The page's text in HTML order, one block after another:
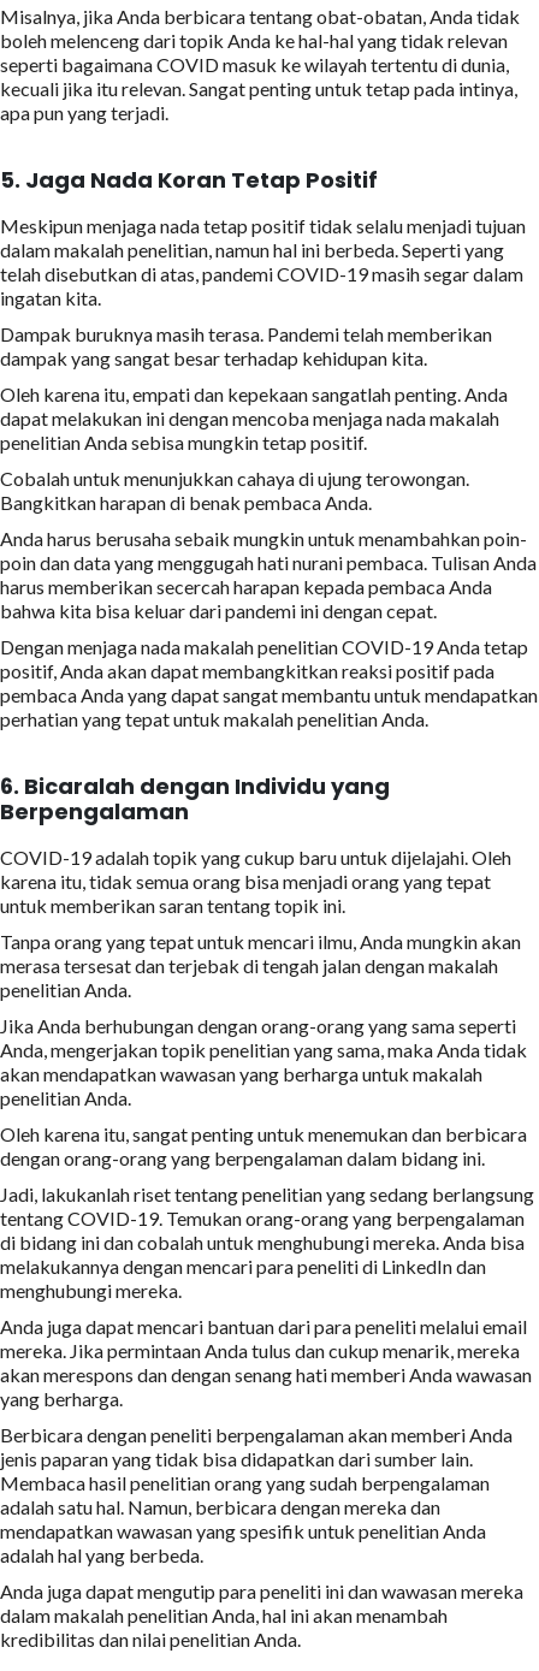
Misalnya, jika Anda berbicara tentang obat-obatan, Anda tidak
boleh melenceng dari topik Anda ke hal-hal yang tidak relevan
seperti bagaimana COVID masuk ke wilayah tertentu di dunia,
kecuali jika itu relevan. Sangat penting untuk tetap pada intinya,
apa pun yang terjadi.
5. Jaga Nada Koran Tetap Positif
Meskipun menjaga nada tetap positif tidak selalu menjadi tujuan
dalam makalah penelitian, namun hal ini berbeda. Seperti yang
telah disebutkan di atas, pandemi COVID-19 masih segar dalam
ingatan kita.
Dampak buruknya masih terasa. Pandemi telah memberikan
dampak yang sangat besar terhadap kehidupan kita.
Oleh karena itu, empati dan kepekaan sangatlah penting. Anda
dapat melakukan ini dengan mencoba menjaga nada makalah
penelitian Anda sebisa mungkin tetap positif.
Cobalah untuk menunjukkan cahaya di ujung terowongan.
Bangkitkan harapan di benak pembaca Anda.
Anda harus berusaha sebaik mungkin untuk menambahkan poin-
poin dan data yang menggugah hati nurani pembaca. Tulisan Anda
harus memberikan secercah harapan kepada pembaca Anda
bahwa kita bisa keluar dari pandemi ini dengan cepat.
Dengan menjaga nada makalah penelitian COVID-19 Anda tetap
positif, Anda akan dapat membangkitkan reaksi positif pada
pembaca Anda yang dapat sangat membantu untuk mendapatkan
perhatian yang tepat untuk makalah penelitian Anda.
6. Bicaralah dengan Individu yang
Berpengalaman
COVID-19 adalah topik yang cukup baru untuk dijelajahi. Oleh
karena itu, tidak semua orang bisa menjadi orang yang tepat
untuk memberikan saran tentang topik ini.
Tanpa orang yang tepat untuk mencari ilmu, Anda mungkin akan
merasa tersesat dan terjebak di tengah jalan dengan makalah
penelitian Anda.
Jika Anda berhubungan dengan orang-orang yang sama seperti
Anda, mengerjakan topik penelitian yang sama, maka Anda tidak
akan mendapatkan wawasan yang berharga untuk makalah
penelitian Anda.
Oleh karena itu, sangat penting untuk menemukan dan berbicara
dengan orang-orang yang berpengalaman dalam bidang ini.
Jadi, lakukanlah riset tentang penelitian yang sedang berlangsung
tentang COVID-19. Temukan orang-orang yang berpengalaman
di bidang ini dan cobalah untuk menghubungi mereka. Anda bisa
melakukannya dengan mencari para peneliti di LinkedIn dan
menghubungi mereka.
Anda juga dapat mencari bantuan dari para peneliti melalui email
mereka. Jika permintaan Anda tulus dan cukup menarik, mereka
akan merespons dan dengan senang hati memberi Anda wawasan
yang berharga.
Berbicara dengan peneliti berpengalaman akan memberi Anda
jenis paparan yang tidak bisa didapatkan dari sumber lain.
Membaca hasil penelitian orang yang sudah berpengalaman
adalah satu hal. Namun, berbicara dengan mereka dan
mendapatkan wawasan yang spesifik untuk penelitian Anda
adalah hal yang berbeda.
Anda juga dapat mengutip para peneliti ini dan wawasan mereka
dalam makalah penelitian Anda, hal ini akan menambah
kredibilitas dan nilai penelitian Anda.